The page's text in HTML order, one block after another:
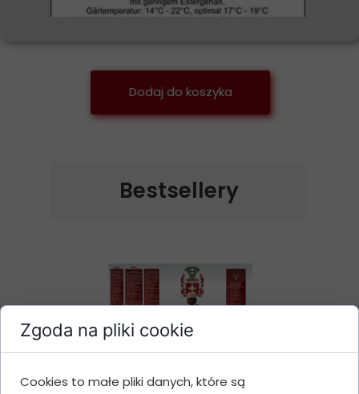
Dodaj do koszyka
Bestsellery
Zgoda na pliki cookie
Cookies to małe pliki danych, które są